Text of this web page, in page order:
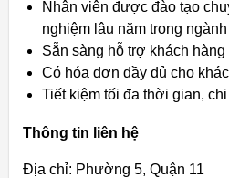
Nhân viên được đào tạo
nghiệm lâu năm trong ngành
Sẵn sàng hỗ trợ khách hàng
Có hóa đơn đầy đủ cho
Tiết kiệm tối đa thời gian,
Thông tin liên hệ
Địa chỉ: Phường 5, Quận 11